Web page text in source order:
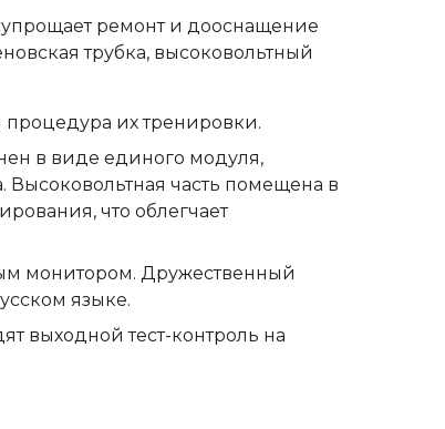
упрощает ремонт и дооснащение
трубка, высоковольтный
процедура их тренировки.
в виде единого модуля,
Высоковольтная часть помещена в
что облегчает
монитором. Дружественный
языке.
выходной тест-контроль на